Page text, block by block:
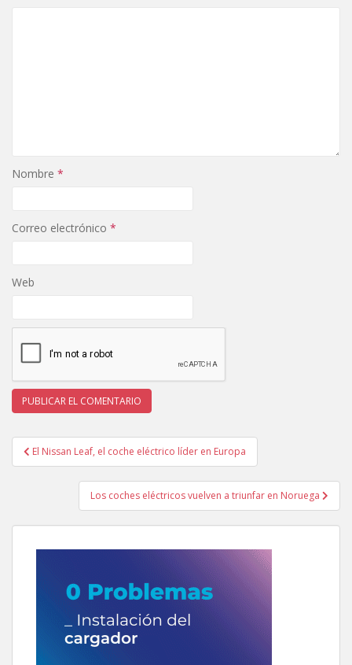
Nombre *
Correo electrónico *
Web
Navegación
de
entradas
El Nissan Leaf, el coche eléctrico líder en Europa
Los coches eléctricos vuelven a triunfar en Noruega